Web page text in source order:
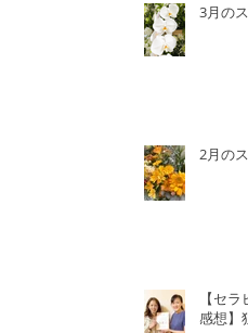
3月の
2月の
【セ
感想】